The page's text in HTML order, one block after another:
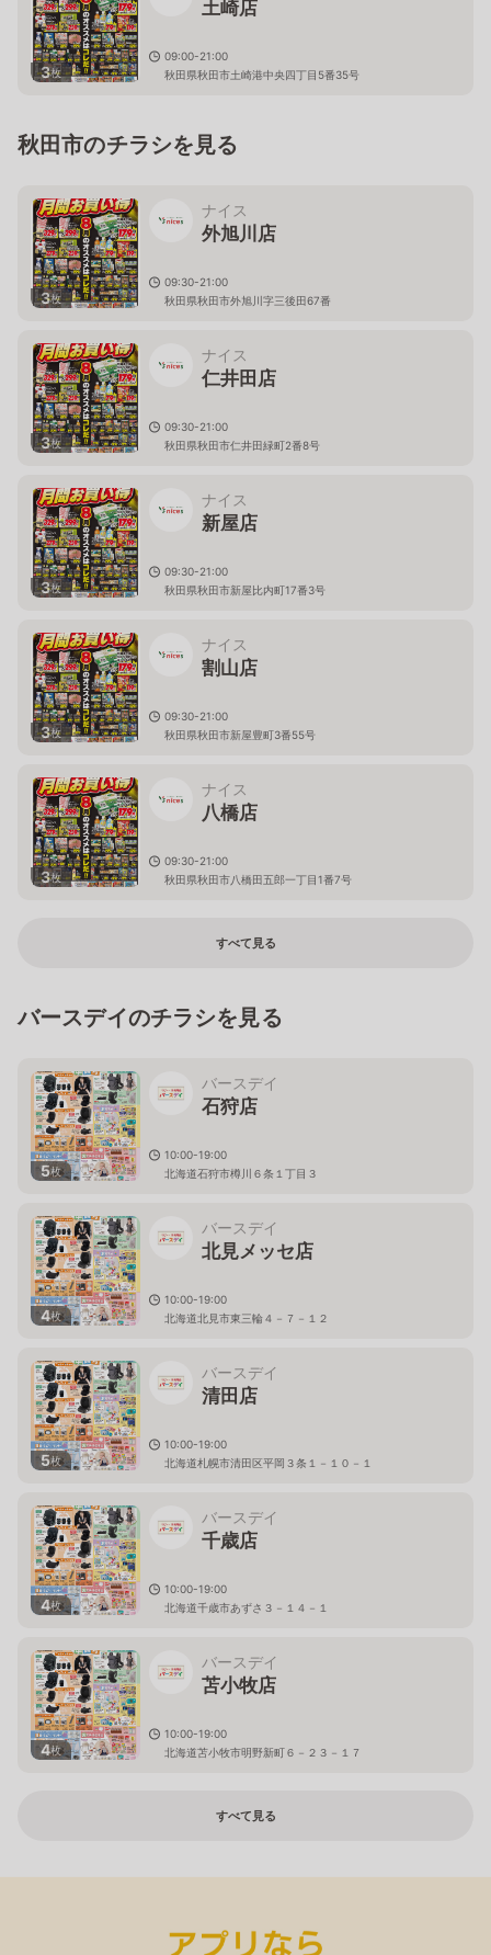
3枚
土崎店
09:00-21:00
秋田県秋田市土崎港中央四丁目5番35号
秋田市のチラシを見る
3枚
ナイス
外旭川店
09:30-21:00
秋田県秋田市外旭川字三後田67番
3枚
ナイス
仁井田店
09:30-21:00
秋田県秋田市仁井田緑町2番8号
3枚
ナイス
新屋店
09:30-21:00
秋田県秋田市新屋比内町17番3号
3枚
ナイス
割山店
09:30-21:00
秋田県秋田市新屋豊町3番55号
3枚
ナイス
八橋店
09:30-21:00
秋田県秋田市八橋田五郎一丁目1番7号
すべて見る
バースデイのチラシを見る
5枚
バースデイ
石狩店
10:00-19:00
北海道石狩市樽川６条１丁目３
4枚
バースデイ
北見メッセ店
10:00-19:00
北海道北見市東三輪４－７－１２
5枚
バースデイ
清田店
10:00-19:00
北海道札幌市清田区平岡３条１－１０－１
4枚
バースデイ
千歳店
10:00-19:00
北海道千歳市あずさ３－１４－１
4枚
バースデイ
苫小牧店
10:00-19:00
北海道苫小牧市明野新町６－２３－１７
すべて見る